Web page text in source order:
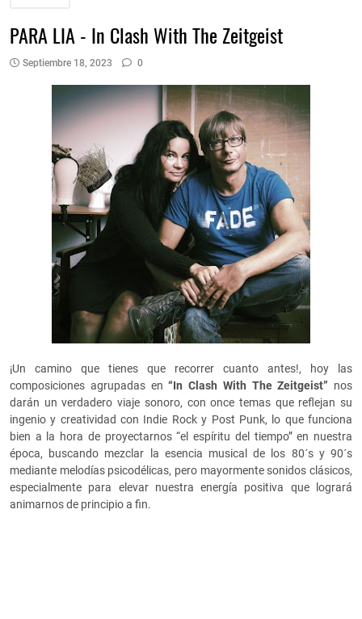
PARA LIA - In Clash With The Zeitgeist
Septiembre 18, 2023 0
¡Un camino que tienes que recorrer cuanto antes!, hoy las
composiciones agrupadas en“In Clash With The Zeitgeist” nos
darán un verdadero viaje sonoro, con once temas que reflejan su
ingenio y creatividad con Indie Rock y Post Punk, lo que funciona
bien a la hora de proyectarnos “el espíritu del tiempo” en nuestra
época, buscando mezclar la esencia musical de los 80´s y 90´s
mediante melodías psicodélicas, pero mayormente sonidos clásicos,
especialmente para elevar nuestra energía positiva que logrará
animarnos de principio a fin.